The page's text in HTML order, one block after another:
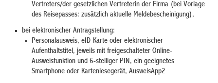
Vertreters/der gesetzlichen Vertreterin der Firma (bei Vorlage
des Reisepasses: zusätzlich aktuelle Meldebescheinigung),
bei elektronischer Antragstellung:
Personalausweis, eID-Karte oder elektronischer
Aufenthaltstitel, jeweils mit freigeschalteter Online-
Ausweisfunktion und 6-stelliger PIN, ein geeignetes
Smartphone oder Kartenlesegerät, AusweisApp2